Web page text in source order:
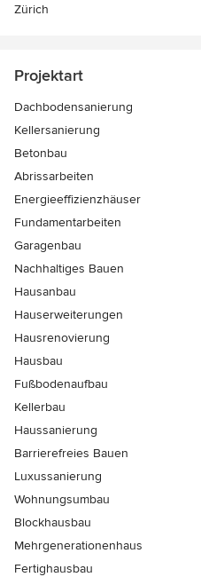
Zürich
Projektart
Dachbodensanierung
Kellersanierung
Betonbau
Abrissarbeiten
Energieeffizienzhäuser
Fundamentarbeiten
Garagenbau
Nachhaltiges Bauen
Hausanbau
Hauserweiterungen
Hausrenovierung
Hausbau
Fußbodenaufbau
Kellerbau
Haussanierung
Barrierefreies Bauen
Luxussanierung
Wohnungsumbau
Blockhausbau
Mehrgenerationenhaus
Fertighausbau